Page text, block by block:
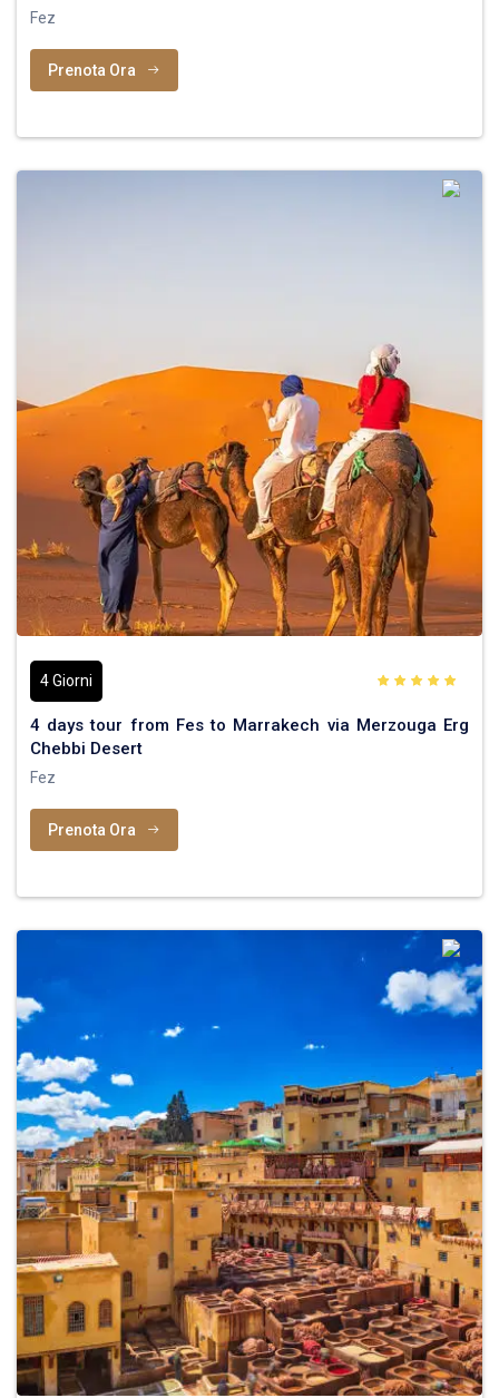
Fez
Prenota Ora
4 Giorni
4 days tour from Fes to Marrakech via Merzouga Erg
Chebbi Desert
Fez
Prenota Ora